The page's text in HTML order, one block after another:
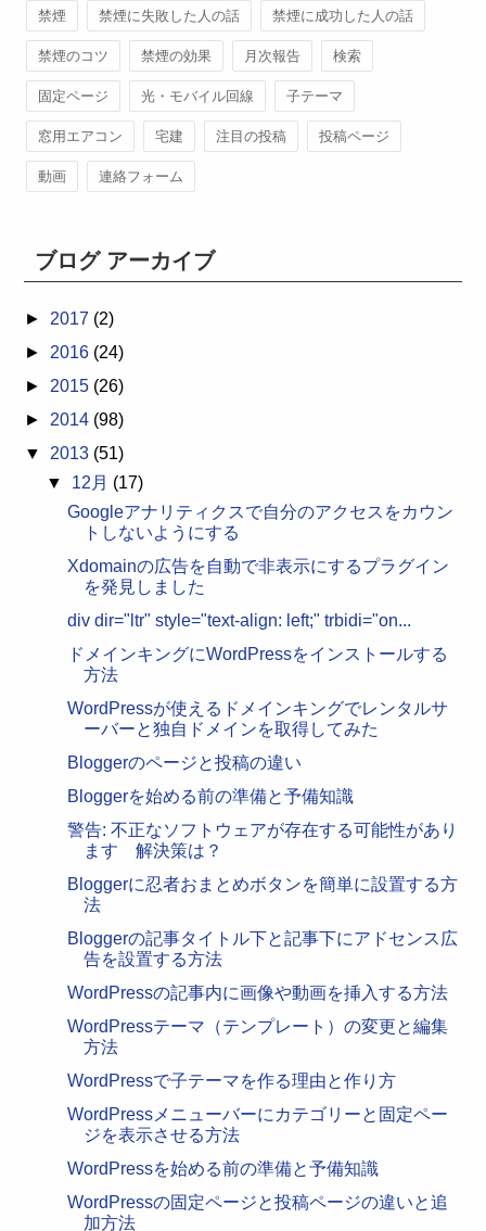
禁煙 禁煙に失敗した人の話 禁煙に成功した人の話
禁煙のコツ 禁煙の効果 月次報告 検索
固定ページ 光・モバイル回線 子テーマ
窓用エアコン 宅建 注目の投稿 投稿ページ
動画 連絡フォーム
ブログ アーカイブ
► 2017 (2)
► 2016 (24)
► 2015 (26)
► 2014 (98)
▼ 2013 (51)
▼ 12月 (17)
Googleアナリティクスで自分のアクセスをカウン
トしないようにする
Xdomainの広告を自動で非表示にするプラグイン
を発見しました
div dir="ltr" style="text-align: left;" trbidi="on...
ドメインキングにWordPressをインストールする
方法
WordPressが使えるドメインキングでレンタルサ
ーバーと独自ドメインを取得してみた
Bloggerのページと投稿の違い
Bloggerを始める前の準備と予備知識
警告: 不正なソフトウェアが存在する可能性があり
ます 解決策は？
Bloggerに忍者おまとめボタンを簡単に設置する方
法
Bloggerの記事タイトル下と記事下にアドセンス広
告を設置する方法
WordPressの記事内に画像や動画を挿入する方法
WordPressテーマ（テンプレート）の変更と編集
方法
WordPressで子テーマを作る理由と作り方
WordPressメニューバーにカテゴリーと固定ペー
ジを表示させる方法
WordPressを始める前の準備と予備知識
WordPressの固定ページと投稿ページの違いと追
加方法